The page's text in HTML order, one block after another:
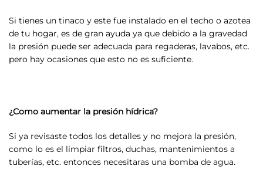
Si tienes un tinaco y este fue instalado en el techo o azotea
de tu hogar, es de gran ayuda ya que debido a la gravedad
la presión puede ser adecuada para regaderas, lavabos, etc.
pero hay ocasiones que esto no es suficiente.
¿Como aumentar la presión hídrica?
Si ya revisaste todos los detalles y no mejora la presión,
como lo es el limpiar filtros, duchas, mantenimientos a
tuberías, etc. entonces necesitaras una bomba de agua.